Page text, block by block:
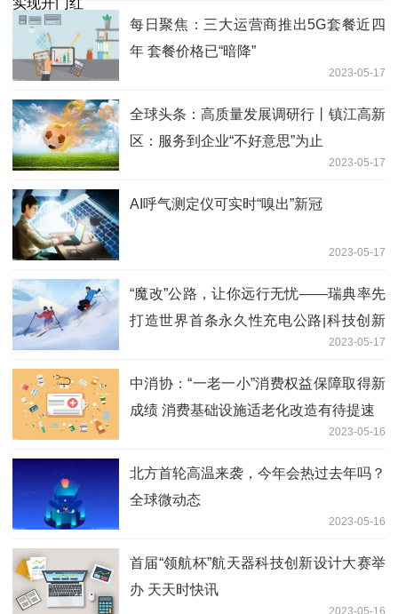
每日聚焦：三大运营商推出5G套餐近四
年 套餐价格已“暗降”
2023-05-17
全球头条：高质量发展调研行丨镇江高新
区：服务到企业“不好意思”为止
2023-05-17
AI呼气测定仪可实时“嗅出”新冠
2023-05-17
“魔改”公路，让你远行无忧——瑞典率先
打造世界首条永久性充电公路|科技创新
2023-05-17
中消协：“一老一小”消费权益保障取得新
成绩 消费基础设施适老化改造有待提速
2023-05-16
北方首轮高温来袭，今年会热过去年吗？
全球微动态
2023-05-16
首届“领航杯”航天器科技创新设计大赛举
办 天天时快讯